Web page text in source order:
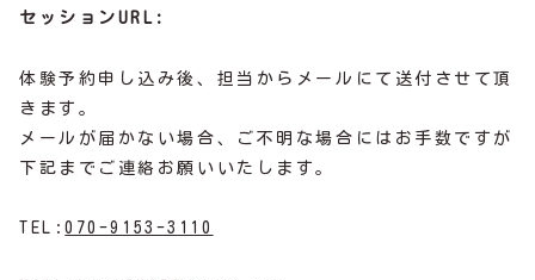
セッションURL:
体験予約申し込み後、担当からメールにて送付させて頂
きます。
メールが届かない場合、ご不明な場合にはお手数ですが
下記までご連絡お願いいたします。
TEL:070-9153-3110